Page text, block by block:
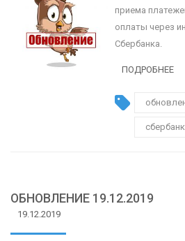
приема
оплаты через
Сбербанка.
ПОДРОБНЕЕ
сбербанк
ОБНОВЛЕНИЕ 19.12.2019
19.12.2019